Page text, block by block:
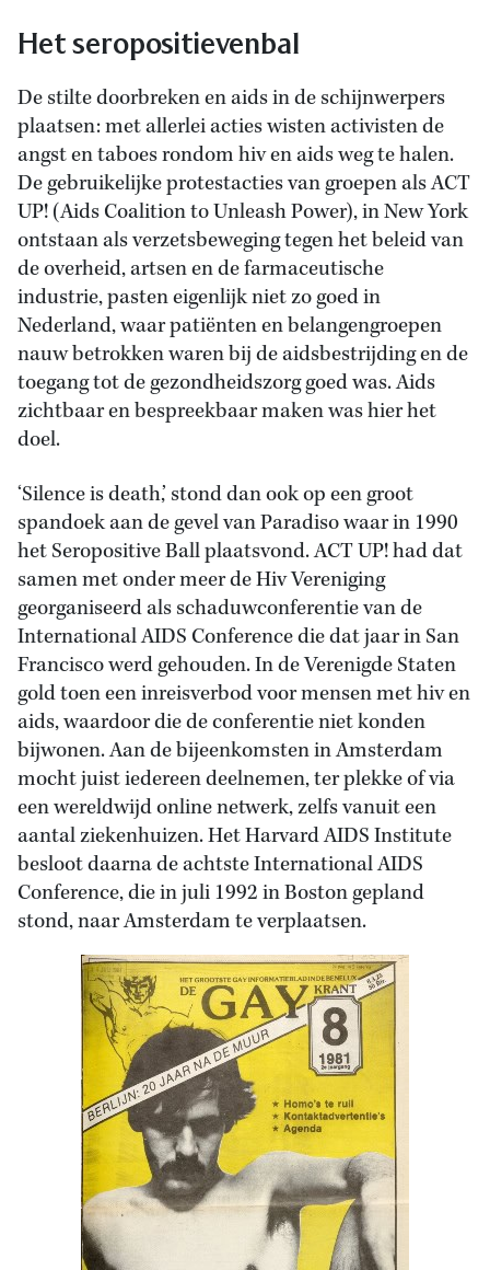
Het seropositievenbal
De stilte doorbreken en aids in de schijnwerpers
plaatsen: met allerlei acties wisten activisten de
angst en taboes rondom hiv en aids weg te halen.
De gebruikelijke protestacties van groepen als ACT
UP! (Aids Coalition to Unleash Power), in New York
ontstaan als verzetsbeweging tegen het beleid van
de overheid, artsen en de farmaceutische
industrie, pasten eigenlijk niet zo goed in
Nederland, waar patiënten en belangengroepen
nauw betrokken waren bij de aidsbestrijding en de
toegang tot de gezondheidszorg goed was. Aids
zichtbaar en bespreekbaar maken was hier het
doel.
‘Silence is death,’ stond dan ook op een groot
spandoek aan de gevel van Paradiso waar in 1990
het Seropositive Ball plaatsvond. ACT UP! had dat
samen met onder meer de Hiv Vereniging
georganiseerd als schaduwconferentie van de
International AIDS Conference die dat jaar in San
Francisco werd gehouden. In de Verenigde Staten
gold toen een inreisverbod voor mensen met hiv en
aids, waardoor die de conferentie niet konden
bijwonen. Aan de bijeenkomsten in Amsterdam
mocht juist iedereen deelnemen, ter plekke of via
een wereldwijd online netwerk, zelfs vanuit een
aantal ziekenhuizen. Het Harvard AIDS Institute
besloot daarna de achtste International AIDS
Conference, die in juli 1992 in Boston gepland
stond, naar Amsterdam te verplaatsen.